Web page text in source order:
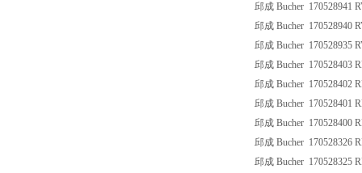
邱成 Bucher 170528941
邱成 Bucher 170528940
邱成 Bucher 170528935
邱成 Bucher 170528403
邱成 Bucher 170528402
邱成 Bucher 170528401
邱成 Bucher 170528400
邱成 Bucher 170528326
邱成 Bucher 170528325